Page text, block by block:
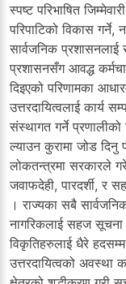
स्पष्ट परिभाषित
परिपाटिको विकास गर्ने,
सार्वजनिक प्रशासनलाई
प्रशासनसँग आवद्ध
दिइएको परिणामका
उत्तरदायित्वलाई कार्य
संस्थागत गर्ने प्रणालीको
ल्याउन कुरामा जोड दिनु
लोकतन्त्रमा सरकारले
जवाफदेही, पारदर्शी, र
। राज्यका सबै
नागरिकलाई सहज सूचना
विकृतिहरुलाई धैरे
उत्तरदायित्वको